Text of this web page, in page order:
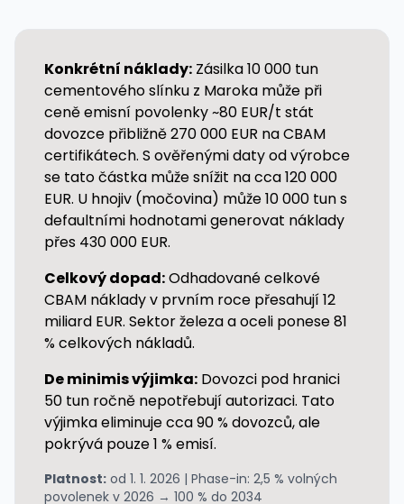
Konkrétní náklady: Zásilka 10 000 tun
cementového slínku z Maroka může při
ceně emisní povolenky ~80 EUR/t stát
dovozce přibližně 270 000 EUR na CBAM
certifikátech. S ověřenými daty od výrobce
se tato částka může snížit na cca 120 000
EUR. U hnojiv (močovina) může 10 000 tun s
defaultními hodnotami generovat náklady
přes 430 000 EUR.
Celkový dopad:Odhadované celkové
CBAM náklady v prvním roce přesahují 12
miliard EUR. Sektor železa a oceli ponese 81
% celkových nákladů.
De minimis výjimka: Dovozci pod hranici
50 tun ročně nepotřebují autorizaci. Tato
výjimka eliminuje cca 90 % dovozců, ale
pokrývá pouze 1 % emisí.
Platnost: od 1. 1. 2026 | Phase-in: 2,5 % volných
povolenek v 2026 → 100 % do 2034